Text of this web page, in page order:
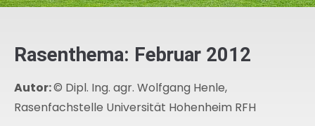
Rasenthema: Februar 2012
Autor:© Dipl. Ing. agr. Wolfgang Henle,
Rasenfachstelle Universität Hohenheim RFH